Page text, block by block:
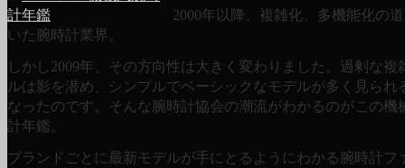
2000年以降、複雑化、多機能化の
いた腕時計業界。
しかし2009年、その方向性は大きく変わりました。過剰な複
ルは影を潜め、シンプルでベーシックなモデルが多く見られ
なったのです。そんな腕時計協会の潮流がわかるのがこの機
計年鑑。
ブランドごとに最新モデルが手にとるようにわかる腕時計フ